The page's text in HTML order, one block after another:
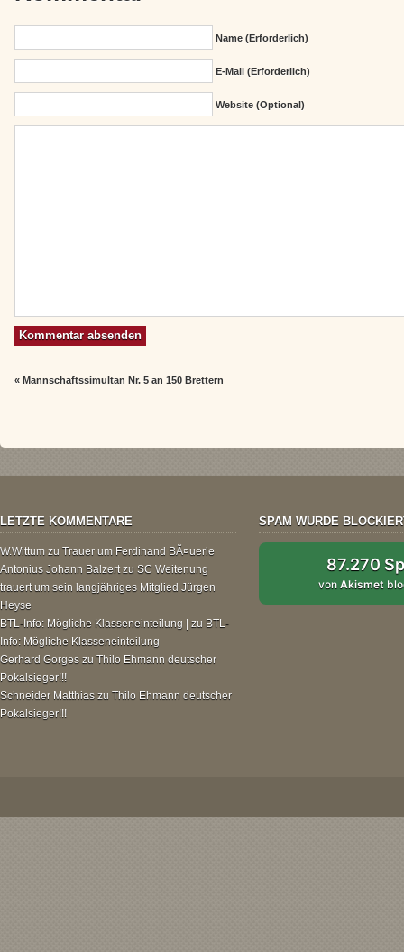
Name (erforderlich)
E-Mail (erforderlich)
Website (Optional)
«Mannschaftssimultan Nr. 5 an 150 Brettern
LETZTE KOMMENTARE
W.Wittum zu Trauer um Ferdinand BÃ¤uerle
Antonius Johann Balzertzu SC Weitenung
trauert um sein langjähriges Mitglied Jürgen
Heyse
BTL-Info: Mögliche Klasseneinteilung | zu BTL-
Info: Mögliche Klasseneinteilung
Gerhard Gorges zu Thilo Ehmann deutscher
Pokalsieger!!!
Schneider Matthias zu Thilo Ehmann deutscher
Pokalsieger!!!
SPAM WURDE
87.270
vonAkismet